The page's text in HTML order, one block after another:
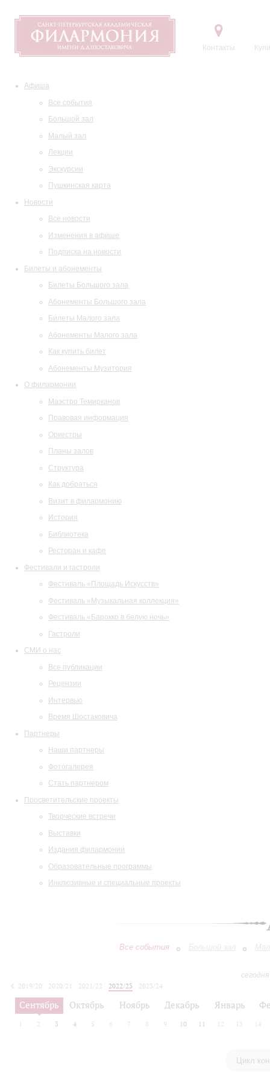
Контакты
Афиша
Все события
Большой зал
Малый зал
Лекции
Экскурсии
Пушкинская карта
Новости
Все новости
Изменения в афише
Подписка на новости
Билеты и абонементы
Билеты Большого зала
Абонементы Большого зала
Билеты Малого зала
Абонементы Малого зала
Как купить билет
Абонементы Музитория
О филармонии
Маэстро Темирканов
Правовая информация
Оркестры
Планы залов
Структура
Как добраться
Визит в филармонию
История
Библиотека
Ресторан и кафе
Фестивали и гастроли
Фестиваль «Площадь Искусств»
Фестиваль «Музыкальная коллекция»
Фестиваль «Барокко в белую ночь»
Гастроли
СМИ о нас
Все публикации
Рецензии
Интервью
Время Шостаковича
Партнеры
Наши партнеры
Фотогалерея
Стать партнером
Просветительские проекты
Творческие встречи
Выставки
Издания филармонии
Образовательные программы
Инклюзивные и специальные проекты
Все события Большой зал
2019/20
2020/21 2021/22 2022/23
2023/24
2024/25
2025/26
Сентябрь Октябрь Ноябрь Декабрь Январь
2 3 4 5 6 7 8 9 10 11 12 13 14
Цикл